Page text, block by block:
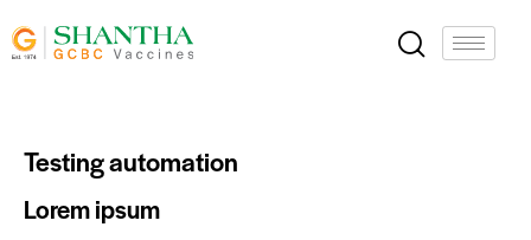
Testing automation
Lorem ipsum